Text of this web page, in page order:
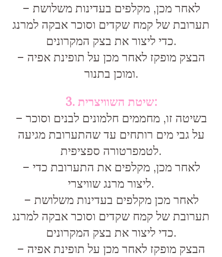
– לאחר מכן, מקלפים בעדינות משלושת
תערובת של קמח שקדים וסוכר אבקה למרנג
כדי ליצור את בצק המקרונים.
– הבצק מופקז לאחר מכן על תופינת אפיה
ומוכן בתנור.
3. שיטת השוויצרית:
– בשיטה זו, מחממים חלמונים לבנים וסוכר
על גבי מים רותחים עד שהתערובת מגיעה
לטמפרטורה ספציפית.
– לאחר מכן, מקלפים את התערובת כדי
ליצור מרנג שוויצרי.
– לאחר מכן מקלפים בעדינות משלושת
תערובת של קמח שקדים וסוכר אבקה למרנג
כדי ליצור את בצק המקרונים.
– הבצק מופקז לאחר מכן על תופינת אפיה